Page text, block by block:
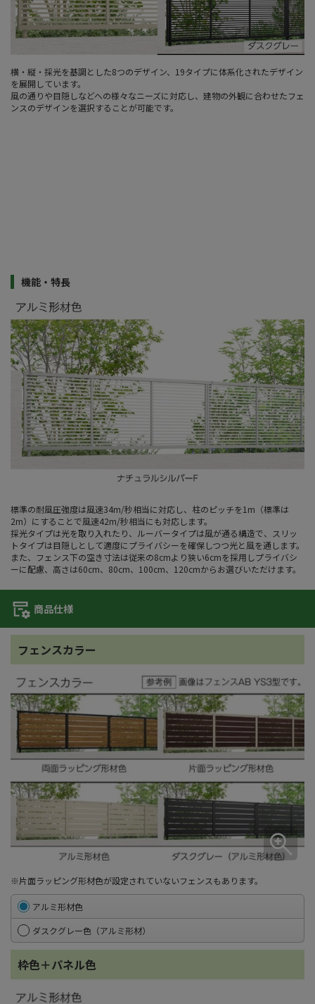
横・縦・採光を基調とした8つのデザイン、19タイプに体系化されたデザイン
を展開しています。
風の通りや目隠しなどへの様々なニーズに対応し、建物の外観に合わせたフェ
ンスのデザインを選択することが可能です。
機能・特長
標準の耐風圧強度は風速34m/秒相当に対応し、柱のピッチを1m（標準は
2m）にすることで風速42m/秒相当にも対応します。
採光タイプは光を取り入れたり、ルーバータイプは風が通る構造で、スリッ
トタイプは目隠しとして適度にプライバシーを確保しつつ光と風を通します。
また、フェンス下の空き寸法は従来の8cmより狭い6cmを採用しプライバシ
ーに配慮、高さは60cm、80cm、100cm、120cmからお選びいただけます。
商品仕様
フェンスカラー
※片面ラッピング形材色が設定されていないフェンスもあります。
アルミ形材色
ダスクグレー色（アルミ形材）
枠色＋パネル色